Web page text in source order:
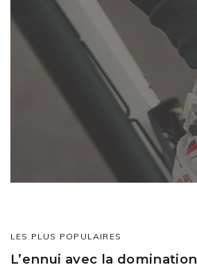
LES PLUS POPULAIRES
L’ennui avec la domination